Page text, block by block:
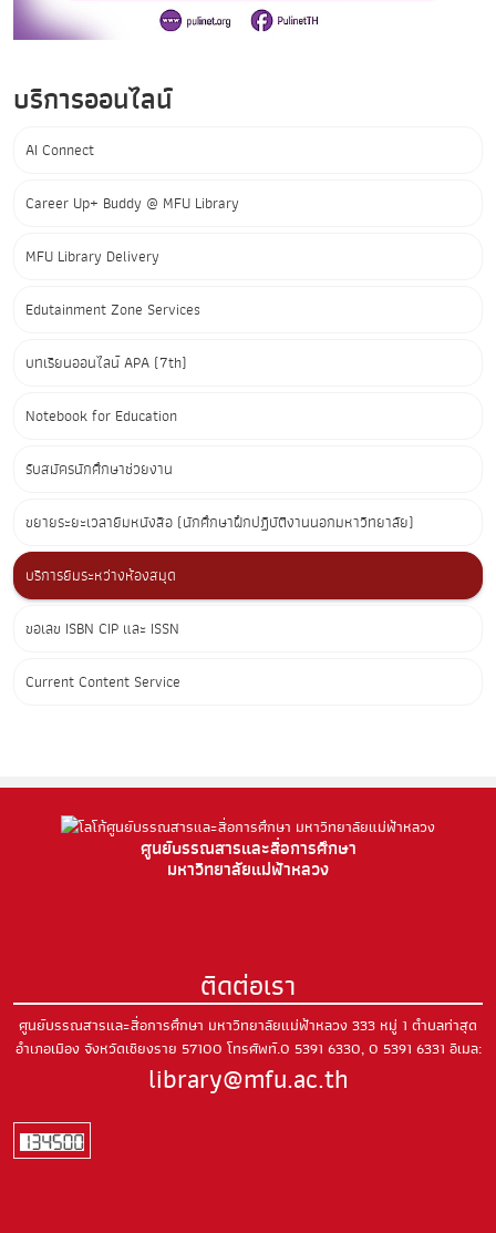
บริการออนไลน์
AI Connect
Career Up+ Buddy @ MFU Library
MFU Library Delivery
Edutainment Zone Services
บทเรียนออนไลน์ APA (7th)
Notebook for Education
รับสมัครนักศึกษาช่วยงาน
ขยายระยะเวลายืมหนังสือ (นักศึกษาฝึกปฏิบัติงานนอกมหาวิทยาลัย)
บริการยืมระหว่างห้องสมุด
ขอเลข ISBN CIP และ ISSN
Current Content Service
ศูนย์บรรณสารและสื่อการศึกษา
มหาวิทยาลัยแม่ฟ้าหลวง
ติดต่อเรา
ศูนย์บรรณสารและสื่อการศึกษา มหาวิทยาลัยแม่ฟ้าหลวง333 หมู่ 1 ตำบลท่าสุด
อำเภอเมือง จังหวัดเชียงราย 57100 โทรศัพท์.0 5391 6330, 0 5391 6331 อีเมล:
library@mfu.ac.th